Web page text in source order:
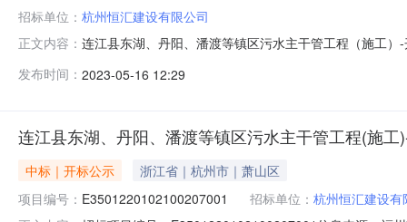
招标单位： 杭州恒汇建设有限公司
正文内容： 连江县东湖、丹阳、潘渡等镇区污水主干管工程（施工
负责人姓名及其建造师注册编号投标保证金（元）投标
发布时间： 2023-05-16 12:29
连江县东湖、丹阳、潘渡等镇区污水主干管工程(施工
中标｜开标公示
浙江省｜杭州市｜萧山区
项目编号： E3501220102100207001 招标单位： 杭州恒汇建设有